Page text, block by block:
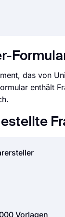
das von
enthält
und
Vorlagen